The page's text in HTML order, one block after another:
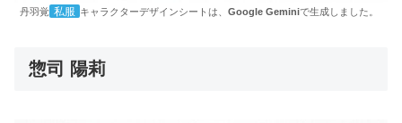
丹羽覚 私服 キャラクターデザインシートは、 Google Geminiで生成しました。
惣司 陽莉